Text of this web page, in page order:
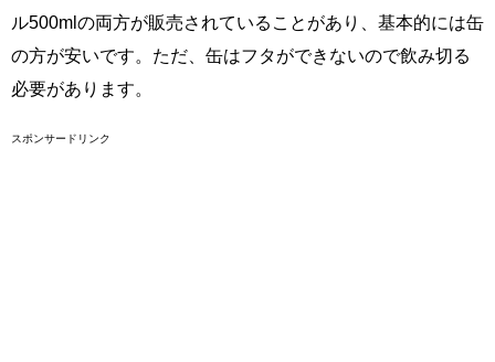
ル500mlの両方が販売されていることがあり、基本的には缶
の方が安いです。ただ、缶はフタができないので飲み切る
必要があります。
スポンサードリンク